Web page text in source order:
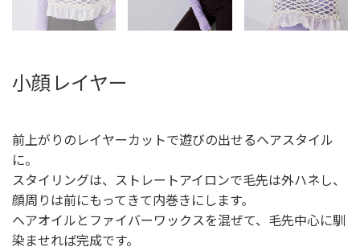
小顔レイヤー
前上がりのレイヤーカットで遊びの出せるヘアスタイル
に。
スタイリングは、ストレートアイロンで毛先は外ハネし、
顔周りは前にもってきて内巻きにします。
ヘアオイルとファイバーワックスを混ぜて、毛先中心に馴
染ませれば完成です。